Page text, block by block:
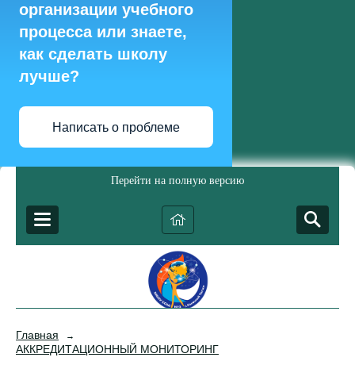
организации учебного
процесса или знаете,
как сделать школу
лучше?
Написать о проблеме
Перейти на полную версию
Главная →
АККРЕДИТАЦИОННЫЙ МОНИТОРИНГ